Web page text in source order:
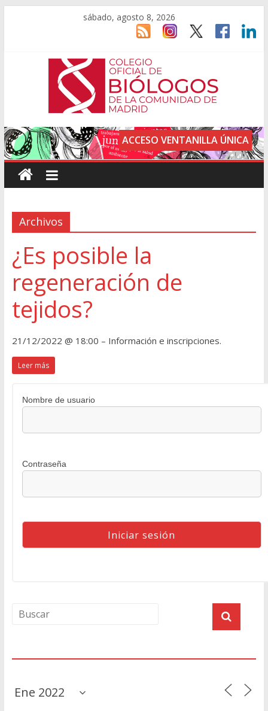
sábado, agosto 8, 2026
ACCESO VENTANILLA ÚNICA
Archivos
¿Es posible la
regeneración de
tejidos?
21/12/2022 @ 18:00 – Información e inscripciones.
Leer más
Nombre de usuario
Contraseña